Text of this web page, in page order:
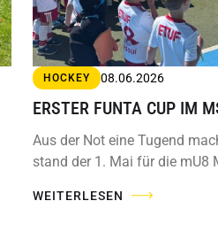
HOCKEY 08.06.2026
ERSTER FUNTA CUP IM
Aus der Not eine Tugend
stand der 1. Mai für die mU8
WEITERLESEN